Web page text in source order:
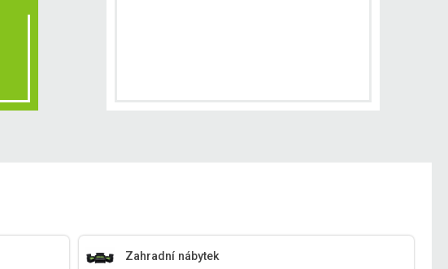
Zahradní nábytek